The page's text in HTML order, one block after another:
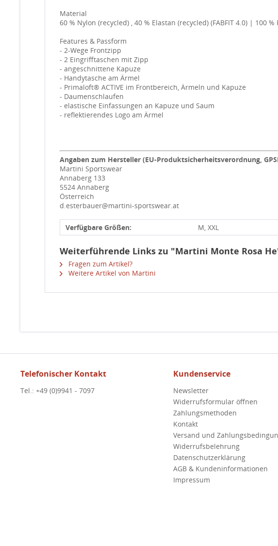
Material
60 % Nylon (recycled) , 40 % Elastan (recycled) (FABFIT 4.0) | 100 %
Features & Passform
- 2-Wege Frontzipp
- 2 Eingrifftaschen mit Zipp
- angeschnittene Kapuze
- Handytasche am Ärmel
- Primaloft® ACTIVE im Frontbereich, Ärmeln und Kapuze
- Daumenschlaufen
- elastische Einfassungen an Kapuze und Saum
- reflektierendes Logo am Ärmel
Angaben zum Hersteller (EU-Produktsicherheitsverordnung,
Martini Sportswear
Annaberg 133
5524 Annaberg
Österreich
d.esterbauer@martini-sportswear.at
Verfügbare Größen: M, XXL
Weiterführende Links zu "Martini Monte Rosa
Fragen zum Artikel?
Weitere Artikel von Martini
Telefonischer Kontakt
Tel.: +49 (0)9941 - 7097
Kundenservice
Newsletter
Widerrufsformular öffnen
Zahlungsmethoden
Kontakt
Versand und
Widerrufsbelehrung
Datenschutzerklärung
AGB & Kundeninformationen
Impressum